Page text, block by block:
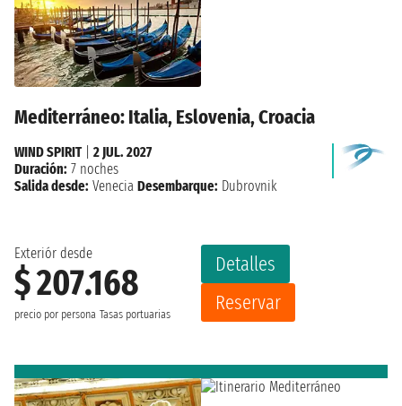
Mediterráneo: Italia, Eslovenia, Croacia
Exteriór desde
$ 207.168
precio por persona Tasas portuarias
Detalles
Reservar
WIND SPIRIT| 2 JUL. 2027
Duración: 7 noches
Salida desde: Venecia Desembarque: Dubrovnik